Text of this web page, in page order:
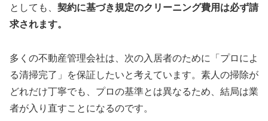
としても、 契約に基づき規定のクリーニング費用は必ず請
求されます。
多くの不動産管理会社は、次の入居者のために「プロによ
る清掃完了」を保証したいと考えています。素人の掃除が
どれだけ丁寧でも、プロの基準とは異なるため、結局は業
者が入り直すことになるのです。